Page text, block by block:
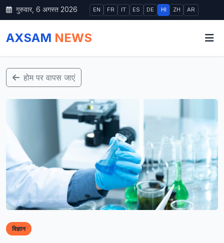
गुरुवार, 6 अगस्त 2026 EN FR IT ES DE HI ZH AR
AXSAM NEWS
होम पर वापस जाएं
विज्ञान